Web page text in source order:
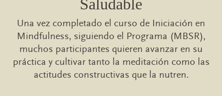
Saludable
Una vez completado el curso de Iniciación en
Mindfulness, siguiendo el Programa (MBSR),
muchos participantes quieren avanzar en su
práctica y cultivar tanto la meditación como las
actitudes constructivas que la nutren.